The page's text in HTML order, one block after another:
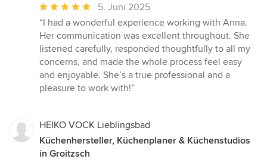
Durchschnittliche
Bewertung:
5
von
5
Sternen
5. Juni 2025
“I had a wonderful experience working with Anna.
Her communication was excellent throughout. She
listened carefully, responded thoughtfully to all my
concerns, and made the whole process feel easy
and enjoyable. She’s a true professional and a
pleasure to work with!”
HEIKO VOCK Lieblingsbad
Küchenhersteller, Küchenplaner & Küchenstudios
in Groitzsch